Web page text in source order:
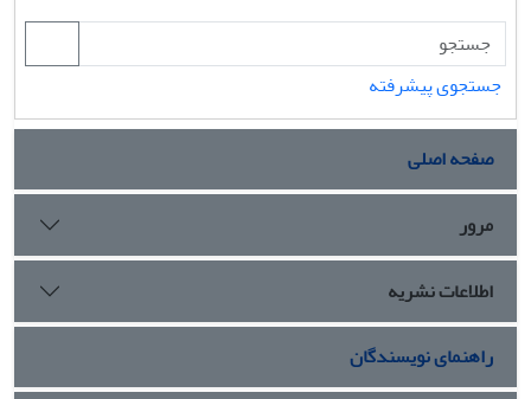
جستجوی پیشرفته
صفحه اصلی
مرور
اطلاعات نشریه
راهنمای نویسندگان